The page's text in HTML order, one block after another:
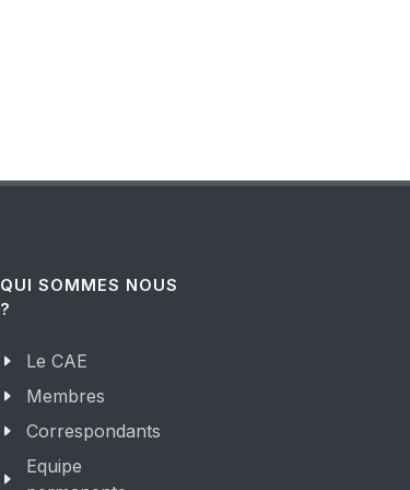
QUI SOMMES NOUS
?
Le CAE
Membres
Correspondants
Equipe